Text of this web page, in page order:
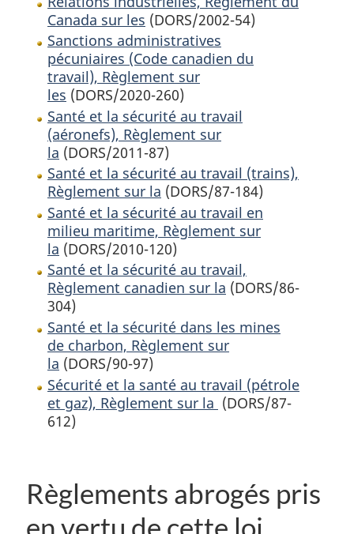
Canada sur les (DORS/2002-54)
Sanctions administratives
pécuniaires (Code canadien du
travail), Règlement sur
les (DORS/2020-260)
Santé et la sécurité au travail
(aéronefs), Règlement sur
la (DORS/2011-87)
Santé et la sécurité au travail (trains),
Règlement sur la (DORS/87-184)
Santé et la sécurité au travail en
milieu maritime, Règlement sur
la (DORS/2010-120)
Santé et la sécurité au travail,
Règlement canadien sur la (DORS/86-
304)
Santé et la sécurité dans les mines
de charbon, Règlement sur
la (DORS/90-97)
Sécurité et la santé au travail (pétrole
et gaz), Règlement sur la (DORS/87-
612)
Règlements abrogés pris
en vertu de cette loi